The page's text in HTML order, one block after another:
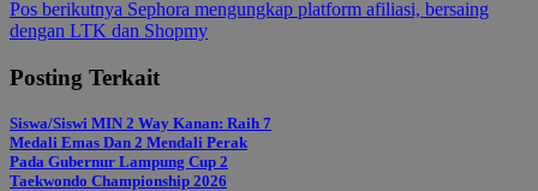
Pos berikutnya Sephora mengungkap platform afiliasi, bersaing
dengan LTK dan Shopmy
Posting Terkait
Siswa/Siswi MIN 2 Way Kanan: Raih 7
Medali Emas Dan 2 Mendali Perak
Pada Gubernur Lampung Cup 2
Taekwondo Championship 2026